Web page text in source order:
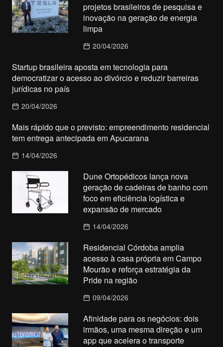
projetos brasileiros de pesquisa e
inovação na geração de energia
limpa
20/04/2026
Startup brasileira aposta em tecnologia para
democratizar o acesso ao divórcio e reduzir barreiras
jurídicas no país
20/04/2026
Mais rápido que o previsto: empreendimento residencial
tem entrega antecipada em Apucarana
14/04/2026
Dune Ortopédicos lança nova
geração de cadeiras de banho com
foco em eficiência logística e
expansão de mercado
14/04/2026
Residencial Córdoba amplia
acesso à casa própria em Campo
Mourão e reforça estratégia da
Pride na região
09/04/2026
Afinidade para os negócios: dois
irmãos, uma mesma direção e um
app que acelera o transporte